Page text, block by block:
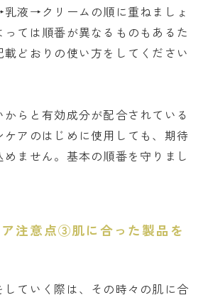
液→クリームの順に重ねましょ
っては順番が異なるものもあるた
載どおりの使い方をしてください
からと有効成分が配合されている
ケアのはじめに使用しても、期待
ません。基本の順番を守りまし
注意点③肌に合った製品を
していく際は、その時々の肌に合